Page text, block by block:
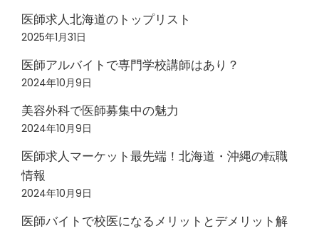
医師求人北海道のトップリスト
2025年1月31日
医師アルバイトで専門学校講師はあり？
2024年10月9日
美容外科で医師募集中の魅力
2024年10月9日
医師求人マーケット最先端！北海道・沖縄の転職
情報
2024年10月9日
医師バイトで校医になるメリットとデメリット解